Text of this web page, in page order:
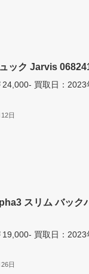
ック Jarvis
24,000- 買取日：
日
スリム バッ
19,000- 買取日：
日